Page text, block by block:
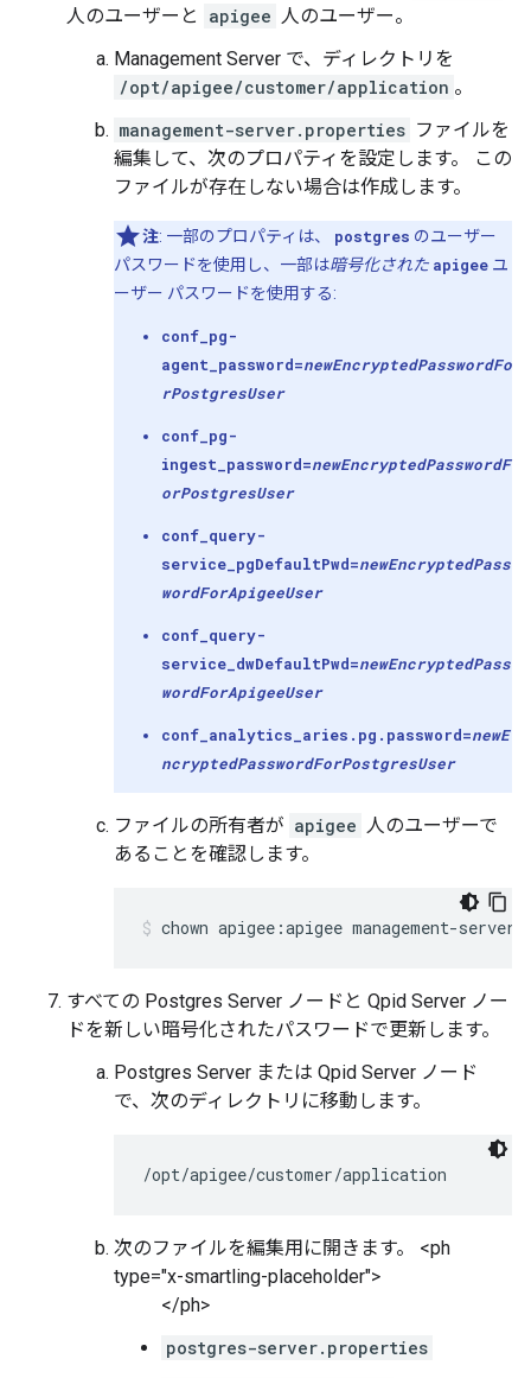
人のユーザーと
apigee 人のユーザー。
Management Server で、ディレクトリを
/opt/apigee/customer/application 。
management-server.properties ファイルを
編集して、次のプロパティを設定します。 この
ファイルが存在しない場合は作成します。
注: 一部のプロパティは、 postgres のユーザー
パスワードを使用し、一部は暗号化された apigee ユ
ーザー パスワードを使用する:
conf_pg-
agent_password=newEncryptedPasswordFo
rPostgresUser
conf_pg-
ingest_password=newEncryptedPasswordF
orPostgresUser
conf_query-
service_pgDefaultPwd=newEncryptedPass
wordForApigeeUser
conf_query-
service_dwDefaultPwd=newEncryptedPass
wordForApigeeUser
conf_analytics_aries.pg.password=newE
ncryptedPasswordForPostgresUser
ファイルの所有者が apigee 人のユーザーで
あることを確認します。
chown apigee:apigee management-
すべての Postgres Server ノードと Qpid Server ノー
ドを新しい暗号化されたパスワードで更新します。
Postgres Server または Qpid Server ノード
で、次のディレクトリに移動します。
/opt/apigee/customer/application
次のファイルを編集用に開きます。 <ph
type="x-smartling-placeholder">
</ph>
postgres-server.properties